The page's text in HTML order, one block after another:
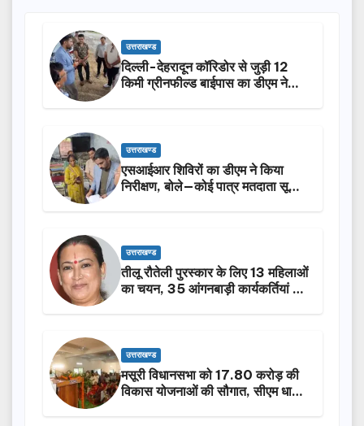
उत्तराखण्ड
दिल्ली-देहरादून कॉरिडोर से जुड़ी 12
किमी ग्रीनफील्ड बाईपास का डीएम ने
उत्तराखण्ड
एसआईआर शिविरों का डीएम ने किया
निरीक्षण, बोले—कोई पात्र मतदाता सूची
उत्तराखण्ड
तीलू रौतेली पुरस्कार के लिए 13 महिलाओं
का चयन, 35 आंगनबाड़ी कार्यकर्तियां भी
उत्तराखण्ड
मसूरी विधानसभा को 17.80 करोड़ की
विकास योजनाओं की सौगात, सीएम धामी